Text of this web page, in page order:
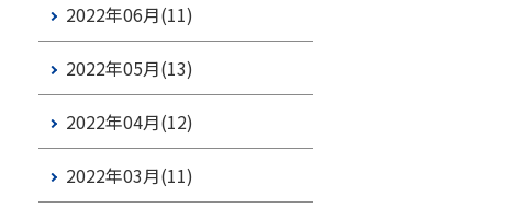
2022年06月(11)
2022年05月(13)
2022年04月(12)
2022年03月(11)